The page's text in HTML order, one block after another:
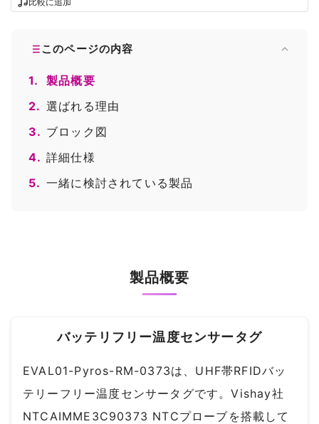
このページの内容
1.
製品概要
2. 選ばれる理由
3. ブロック図
4. 詳細仕様
5. 一緒に検討されている製品
製品概要
バッテリフリー温度センサータグ
EVAL01-Pyros-RM-0373は、UHF帯RFIDバッ
テリーフリー温度センサータグです。Vishay社
NTCAIMME3C90373 NTCプローブを搭載して